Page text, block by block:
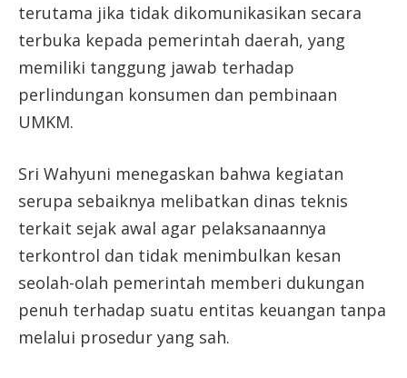
terutama jika tidak dikomunikasikan secara
terbuka kepada pemerintah daerah, yang
memiliki tanggung jawab terhadap
perlindungan konsumen dan pembinaan
UMKM.
Sri Wahyuni menegaskan bahwa kegiatan
serupa sebaiknya melibatkan dinas teknis
terkait sejak awal agar pelaksanaannya
terkontrol dan tidak menimbulkan kesan
seolah-olah pemerintah memberi dukungan
penuh terhadap suatu entitas keuangan tanpa
melalui prosedur yang sah.